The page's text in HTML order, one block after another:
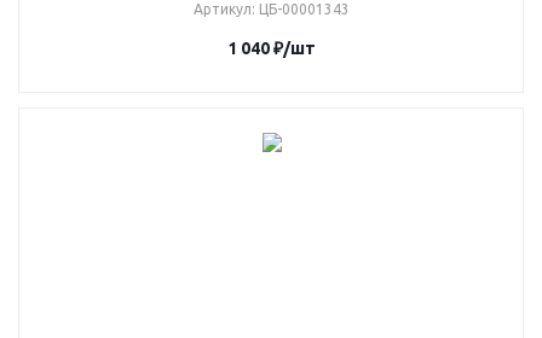
Артикул: ЦБ-00001343
1 040₽/шт